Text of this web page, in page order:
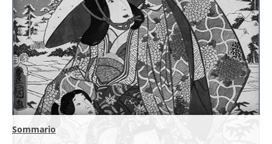
Sommario